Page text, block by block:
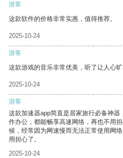
游客
这款软件的价格非常实惠，值得推荐。
2025-10-24
游客
这款游戏的音乐非常优美，听了让人心旷
2025-10-24
游客
这款加速器app简直是居家旅行必备神
作办公，都能畅享高速网络，再也不用
候，经常因为网速慢而无法正常使用网
用担心了。
2025-10-24